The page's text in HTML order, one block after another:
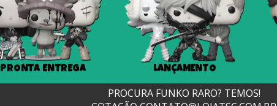
PRONTA ENTREGA LANÇAMENTO
PROCURA FUNKO RARO? TEMOS!